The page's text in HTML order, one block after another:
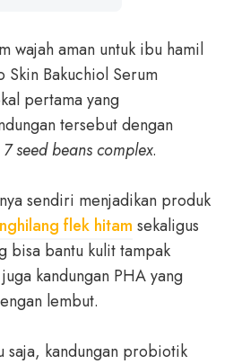
wajah aman untuk ibu hamil
Skin Bakuchiol Serum
pertama yang
tersebut dengan
7 seed beans complex.
sendiri menjadikan produk
flek hitam sekaligus
bisa bantu kulit tampak
kandungan PHA yang
lembut.
saja, kandungan probiotik